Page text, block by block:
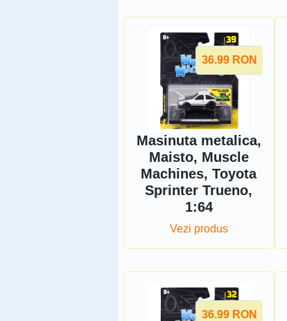
36.99 RON
Masinuta metalica,
Maisto, Muscle
Machines, Toyota
Sprinter Trueno,
1:64
Vezi produs
36.99 RON